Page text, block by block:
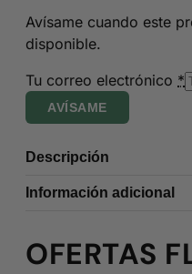
Avísame cuando este
disponible.
Tu correo electrónico *
AVÍSAME
Descripción
Información adicional
OFERTAS